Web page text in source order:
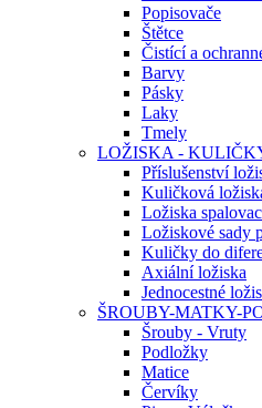
Popisovače
Štětce
Čistící a
Barvy
Pásky
Laky
Tmely
LOŽISKA -
Příslušenství
Kuličková
Ložiska
Ložiskové sady
Kuličky do
Axiální ložiska
Jednocestné
ŠROUBY-MATKY-
Šrouby - Vruty
Podložky
Matice
Červíky